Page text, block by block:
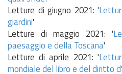
Letture di giugno 2021: '
giardini'
Letture di maggio 2021: '
paesaggio e della Toscana'
Letture di aprile 2021: '
mondiale del libro e del diritto